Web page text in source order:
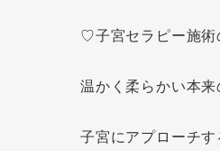
♡子宮セラピー施術
温かく柔らかい本
子宮にアプローチ